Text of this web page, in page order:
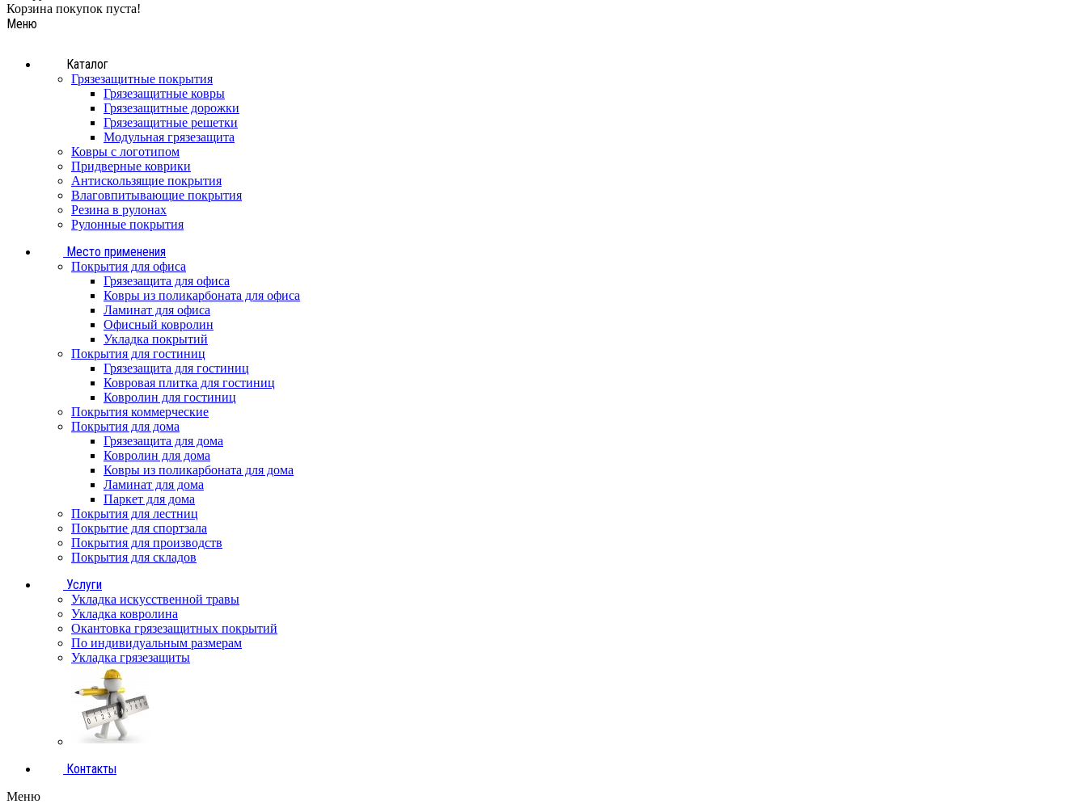
Корзина покупок пуста!
Меню
Каталог
Грязезащитные покрытия
Грязезащитные ковры
Грязезащитные дорожки
Грязезащитные решетки
Модульная грязезащита
Ковры с логотипом
Придверные коврики
Антискользящие покрытия
Влаговпитывающие покрытия
Резина в рулонах
Рулонные покрытия
Место применения
Покрытия для офиса
Грязезащита для офиса
Ковры из поликарбоната для офиса
Ламинат для офиса
Офисный ковролин
Укладка покрытий
Покрытия для гостиниц
Грязезащита для гостиниц
Ковровая плитка для гостиниц
Ковролин для гостиниц
Покрытия коммерческие
Покрытия для дома
Грязезащита для дома
Ковролин для дома
Ковры из поликарбоната для дома
Ламинат для дома
Паркет для дома
Покрытия для лестниц
Покрытие для спортзала
Покрытия для производств
Покрытия для складов
Услуги
Укладка искусственной травы
Укладка ковролина
Окантовка грязезащитных покрытий
По индивидуальным размерам
Укладка грязезащиты
Контакты
Меню